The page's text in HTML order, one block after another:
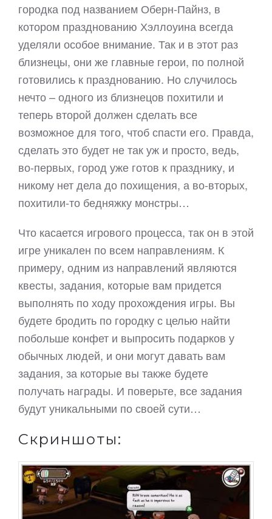
городка под названием Оберн-Пайнз, в
котором празднованию Хэллоуина всегда
уделяли особое внимание. Так и в этот раз
близнецы, они же главные герои, по полной
готовились к празднованию. Но случилось
нечто – одного из близнецов похитили и
теперь второй должен сделать все
возможное для того, чтоб спасти его. Правда,
сделать это будет не так уж и просто, ведь,
во-первых, город уже готов к празднику, и
никому нет дела до похищения, а во-вторых,
похитили-то бедняжку монстры…
Что касается игрового процесса, так он в этой
игре уникален по всем направлениям. К
примеру, одним из направлений являются
квесты, задания, которые вам придется
выполнять по ходу прохождения игры. Вы
будете бродить по городку с целью найти
побольше конфет и выпросить подарков у
обычных людей, и они могут давать вам
задания, за которые вы также будете
получать награды. И поверьте, все задания
будут уникальными по своей сути…
Скриншоты: